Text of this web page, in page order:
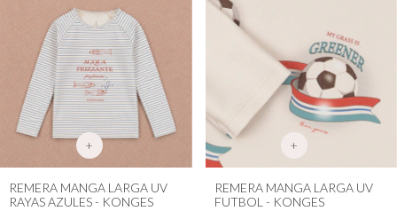
+
REMERA MANGA LARGA UV
RAYAS AZULES - KONGES
+
REMERA MANGA LARGA UV
FUTBOL - KONGES